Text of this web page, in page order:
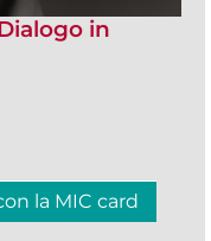
in
la MIC card